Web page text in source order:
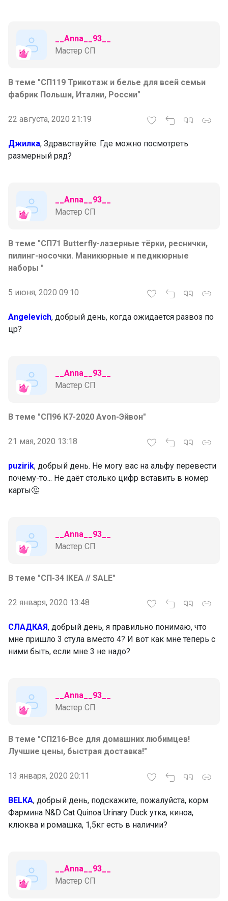
__Anna__93__
Мастер СП
В теме "СП119 Трикотаж и белье для всей семьи
фабрик Польши, Италии, России"
22 августа, 2020 21:19
Джилка, Здравствуйте. Где можно посмотреть
размерный ряд?
__Anna__93__
Мастер СП
В теме "СП71 Butterfly-лазерные тёрки, реснички,
пилинг-носочки. Маникюрные и педикюрные
наборы "
5 июня, 2020 09:10
Angelevich, добрый день, когда ожидается развоз по
цр?
__Anna__93__
Мастер СП
В теме "СП96 К7-2020 Avon-Эйвон"
21 мая, 2020 13:18
puzirik, добрый день. Не могу вас на альфу перевести
почему-то... Не даёт столько цифр вставить в номер
карты🤔
__Anna__93__
Мастер СП
В теме "СП-34 IKEA // SALE"
22 января, 2020 13:48
СЛАДКАЯ, добрый день, я правильно понимаю, что
мне пришло 3 стула вместо 4? И вот как мне теперь с
ними быть, если мне 3 не надо?
__Anna__93__
Мастер СП
В теме "CП216-Все для домашних любимцев!
Лучшие цены, быстрая доставка!"
13 января, 2020 20:11
BELКА, добрый день, подскажите, пожалуйста, корм
Фармина N&D Cat Quinoa Urinary Duck утка, киноа,
клюква и ромашка, 1,5кг есть в наличии?
__Anna__93__
Мастер СП